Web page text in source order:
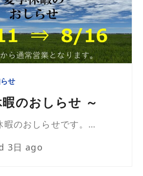
せ
のおしらせ ～
暇のおしらせです。…
3日 ago